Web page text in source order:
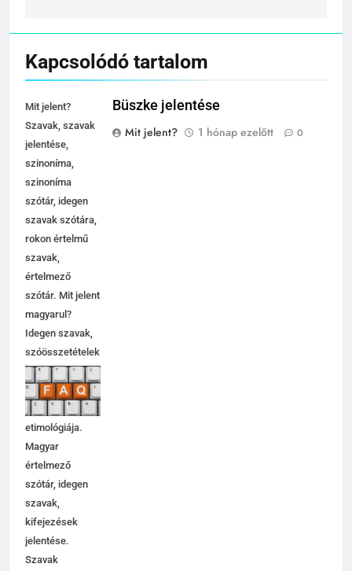
Kapcsolódó tartalom
Mit jelent?
Szavak, szavak
jelentése,
szinoníma,
szinoníma
szótár, idegen
szavak szótára,
rokon értelmű
szavak,
értelmező
szótár. Mit jelent
magyarul?
Idegen szavak,
szóösszetételek
jelentése,
magyarázata,
használata,
etimológiája.
Magyar
értelmező
szótár, idegen
szavak,
kifejezések
jelentése.
Szavak
Büszke jelentése
Mit jelent?
1 hónap ezelőtt 0